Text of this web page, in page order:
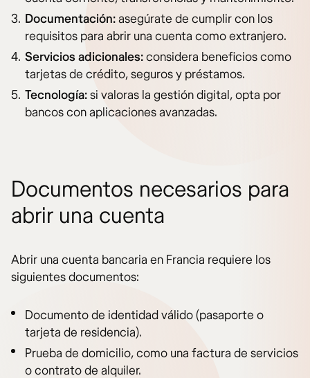
Documentación:asegúrate de cumplir con los
requisitos para abrir una cuenta como extranjero.
Servicios adicionales:considera beneficios como
tarjetas de crédito, seguros y préstamos.
Tecnología:si valoras la gestión digital, opta por
bancos con aplicaciones avanzadas.
Documentos necesarios para
abrir una cuenta
Abrir una cuenta bancaria en Francia requiere los
siguientes documentos:
Documento de identidad válido (pasaporte o
tarjeta de residencia).
Prueba de domicilio, como una factura de servicios
o contrato de alquiler.